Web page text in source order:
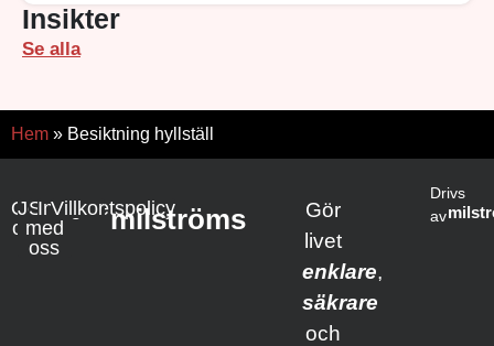
Insikter
Se alla
Hem » Besiktning hyllställ
Om
oss
Jobba
med
oss
Samarbete
Integritetspolicy
Villkor milströms
Gör
livet
enklare,
säkrare
och
Drivs
av